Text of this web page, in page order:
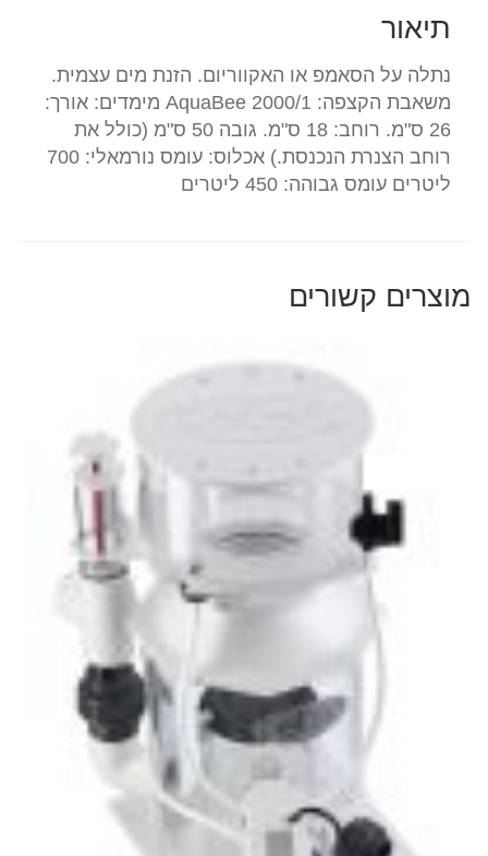
תיאור
נתלה על הסאמפ או האקווריום. הזנת מים עצמית.
משאבת הקצפה: AquaBee 2000/1 מימדים: אורך:
26 ס"מ. רוחב: 18 ס"מ. גובה 50 ס"מ (כולל את
רוחב הצנרת הנכנסת.) אכלוס: עומס נורמאלי: 700
ליטרים עומס גבוהה: 450 ליטרים
מוצרים קשורים